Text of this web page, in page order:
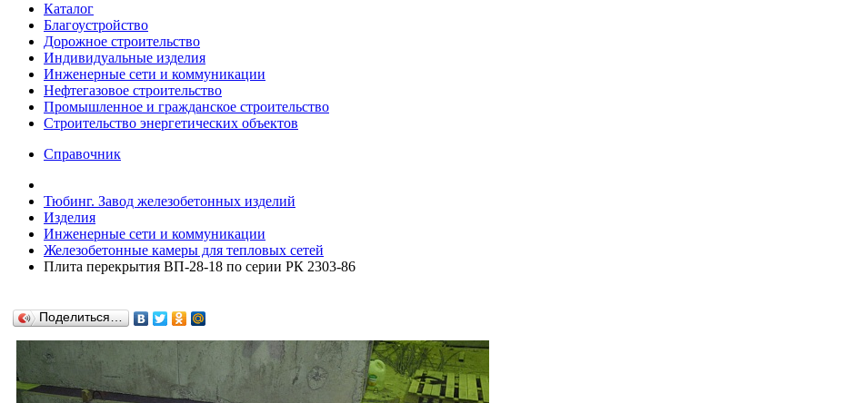
Каталог
Благоустройство
Дорожное строительство
Индивидуальные изделия
Инженерные сети и коммуникации
Нефтегазовое строительство
Промышленное и гражданское строительство
Строительство энергетических объектов
Справочник
Тюбинг. Завод железобетонных изделий
Изделия
Инженерные сети и коммуникации
Железобетонные камеры для тепловых сетей
Плита перекрытия ВП-28-18 по серии РК 2303-86
Поделиться…